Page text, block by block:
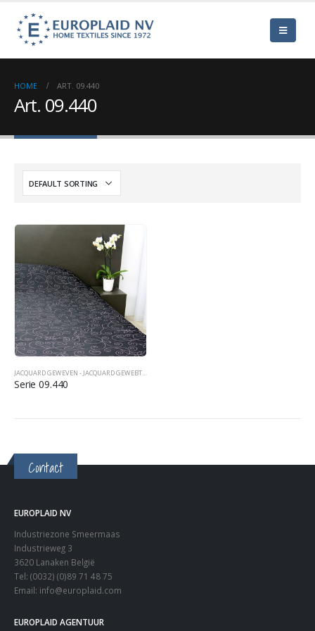
HOME ART. 09.440
Art. 09.440
JACQUARD GEWEVEN - JACQUARD GEWEBT - JACQUARD WOVEN
Serie 09.440
Contact
EUROPLAID NV
Industriezone Smeermaas
Industrieweg 3
3620 Lanaken België
Tel: (0032) (0)89 71 48 75
Email: info@europlaid.com
EUROPLAID AGENTUUR